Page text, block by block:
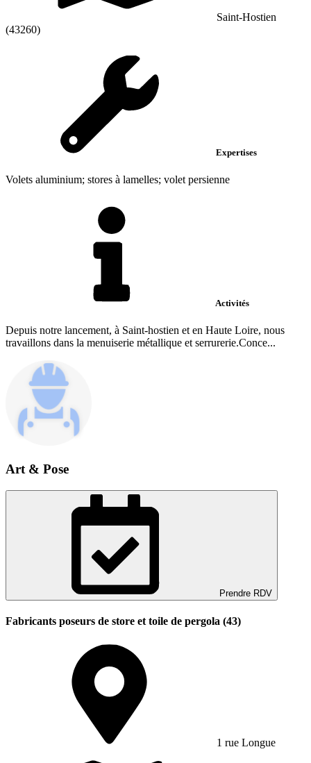
Saint-Hostien
(43260)
Expertises
Volets aluminium; stores à lamelles; volet persienne
Activités
Depuis notre lancement, à Saint-hostien et en Haute Loire, nous
travaillons dans la menuiserie métallique et serrurerie.Conce...
Art & Pose
Prendre RDV
Fabricants poseurs de store et toile de pergola (43)
1 rue Longue